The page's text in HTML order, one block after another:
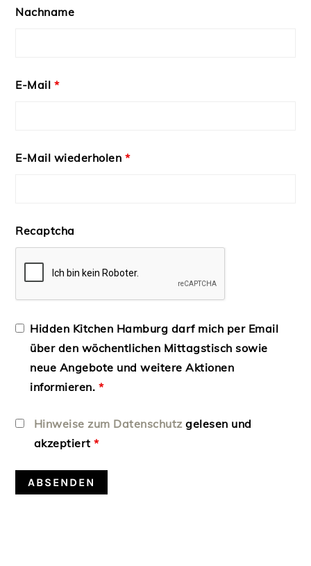
Nachname
E-Mail *
E-Mail wiederholen *
Recaptcha
Hidden Kitchen Hamburg darf mich per Email
über den wöchentlichen Mittagstisch sowie
neue Angebote und weitere Aktionen
informieren. *
Hinweise zum Datenschutzgelesen und
akzeptiert*